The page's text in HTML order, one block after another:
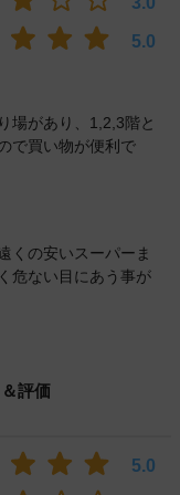
5.0
場があり、1,2,3階と
で買い物が便利で
くの安いスーパーま
危ない目にあう事が
評価
5.0